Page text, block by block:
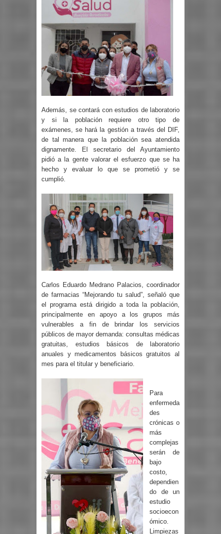
Además, se contará con estudios de laboratorio
y si la población requiere otro tipo de
exámenes, se hará la gestión a través del DIF,
de tal manera que la población sea atendida
dignamente. El secretario del Ayuntamiento
pidió a la gente valorar el esfuerzo que se ha
hecho y evaluar lo que se prometió y se
cumplió.
Carlos Eduardo Medrano Palacios, coordinador
de farmacias “Mejorando tu salud”, señaló que
el programa está dirigido a toda la población,
principalmente en apoyo a los grupos más
vulnerables a fin de brindar los servicios
públicos de mayor demanda: consultas médicas
gratuitas, estudios básicos de laboratorio
anuales y medicamentos básicos gratuitos al
mes para el titular y beneficiario.
Para
enfermeda
des
crónicas o
más
complejas
serán de
bajo
costo,
dependien
do de un
estudio
socioecon
ómico.
Limpiezas